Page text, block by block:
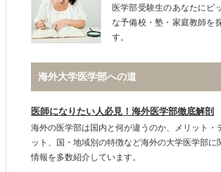
医学部受験生のあなたにピ
な予備校・塾・家庭教師を
す。
海外大学医学部への道
医師になりたい人必見！海外医学部徹底解剖
海外の医学部は国内と何が違うのか、メリット・
ット、国・地域別の特徴など海外の大学医学部に
情報を多数紹介しています。